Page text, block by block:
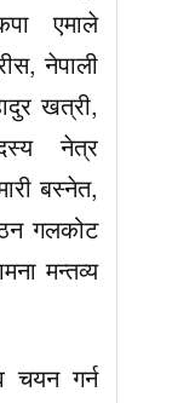
एमाले
नेपाली
खत्री,
नेत्र
बस्नेत,
गलकोट
मन्तव्य
चयन गर्न